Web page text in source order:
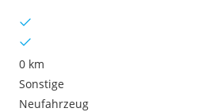
0 km
Sonstige
Neufahrzeug